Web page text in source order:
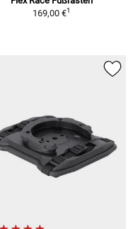
169,00 €1